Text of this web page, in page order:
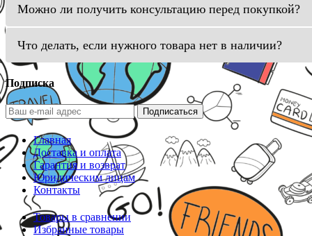
Можно ли получить консультацию перед покупкой?
Что делать, если нужного товара нет в наличии?
Подписка
Подписаться
Главная
Доставка и оплата
Гарантия и возврат
Юридическим лицам
Контакты
Товары в сравнении
Избранные товары